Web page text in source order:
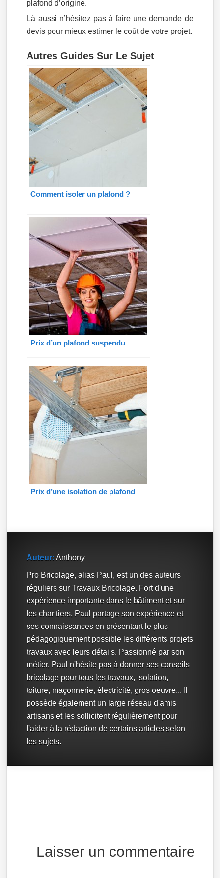
plafond d’origine.
Là aussi n’hésitez pas à faire une demande de
devis pour mieux estimer le coût de votre projet.
Autres Guides Sur Le Sujet
Comment isoler un plafond ?
Prix d’un plafond suspendu
Prix d’une isolation de plafond
Auteur: Anthony
Pro Bricolage, alias Paul, est un des auteurs
réguliers sur Travaux Bricolage. Fort d'une
expérience importante dans le bâtiment et sur
les chantiers, Paul partage son expérience et
ses connaissances en présentant le plus
pédagogiquement possible les différents projets
travaux avec leurs détails. Passionné par son
métier, Paul n'hésite pas à donner ses conseils
bricolage pour tous les travaux, isolation,
toiture, maçonnerie, électricité, gros oeuvre... Il
possède également un large réseau d'amis
artisans et les sollicitent régulièrement pour
l'aider à la rédaction de certains articles selon
les sujets.
Laisser un commentaire